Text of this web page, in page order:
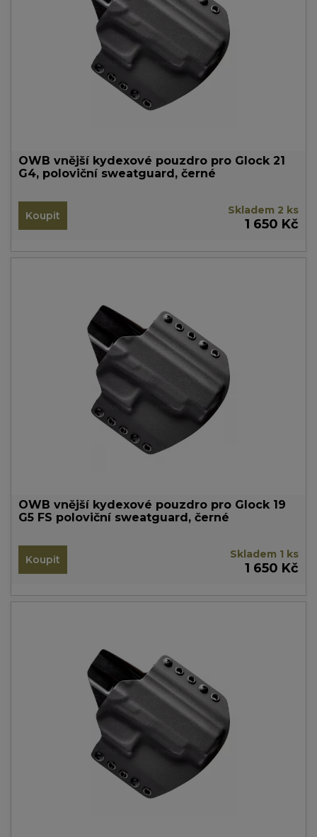
OWB vnější kydexové pouzdro pro Glock 21
G4, poloviční sweatguard, černé
Koupit Skladem 2 ks
1 650 Kč
OWB vnější kydexové pouzdro pro Glock 19
G5 FS poloviční sweatguard, černé
Koupit Skladem 1 ks
1 650 Kč